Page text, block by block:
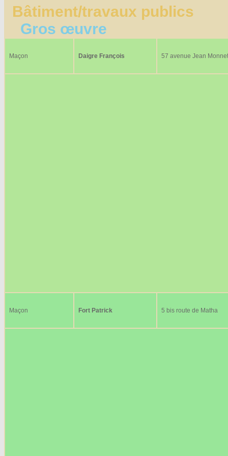
Bâtiment/travaux publics
Gros œuvre
Maçon Daigre François 57 avenue Jean Monnet
Maçon Fort Patrick 5 bis route de Matha